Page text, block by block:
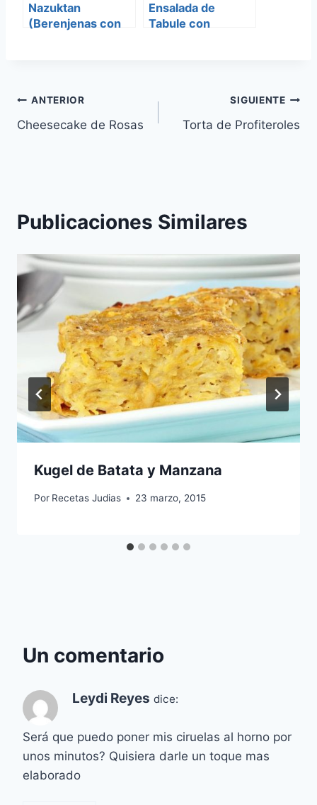
Nazuktan
(Berenjenas con
Ensalada de
Tabule con
Navegación
de
ANTERIOR
Cheesecake de Rosas
SIGUIENTE
Torta de Profiteroles
Publicaciones Similares
Kugel de Batata y Manzana
Por Recetas Judias 23 marzo, 2015
Un comentario
Leydi Reyes dice:
Será que puedo poner mis ciruelas al horno por
unos minutos? Quisiera darle un toque mas
elaborado